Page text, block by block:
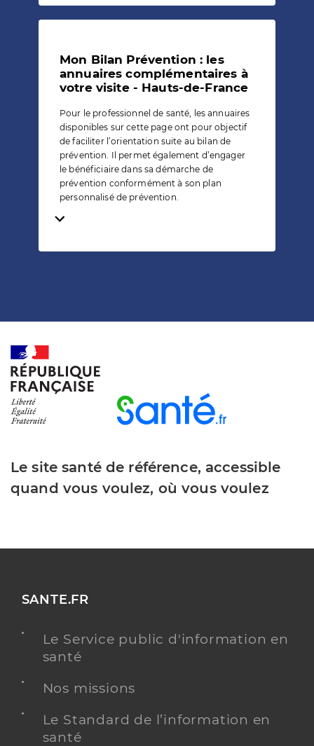
Mon Bilan Prévention : les
annuaires complémentaires à
votre visite - Hauts-de-France
Pour le professionnel de santé, les annuaires
disponibles sur cette page ont pour objectif
de faciliter l’orientation suite au bilan de
prévention. Il permet également d’engager
le bénéficiaire dans sa démarche de
prévention conformément à son plan
personnalisé de prévention.
Temps de lecture
Le site santé de référence, accessible
quand vous voulez, où vous voulez
SANTE.FR
Le Service public d'information en
santé
Nos missions
Le Standard de l’information en
santé